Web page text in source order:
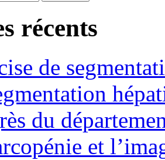
récents
de
du
et